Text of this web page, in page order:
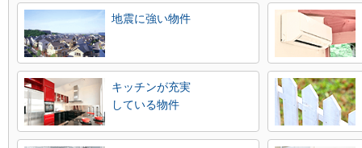
地震に強い物件
キッチンが充実
している物件